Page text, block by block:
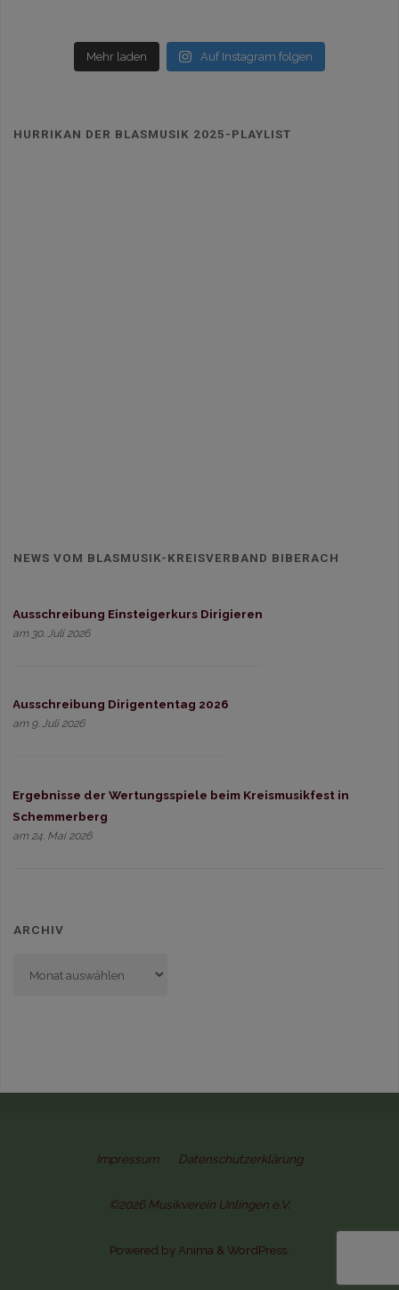
Mehr laden Auf Instagram folgen
HURRIKAN DER BLASMUSIK 2025-PLAYLIST
NEWS VOM BLASMUSIK-KREISVERBAND BIBERACH
Ausschreibung Einsteigerkurs Dirigieren
am 30. Juli 2026
Ausschreibung Dirigententag 2026
am 9. Juli 2026
Ergebnisse der Wertungsspiele beim Kreismusikfest in
Schemmerberg
am 24. Mai 2026
ARCHIV
Impressum Datenschutzerklärung
©2026 Musikverein Unlingen e.V.
Powered byAnima &WordPress.